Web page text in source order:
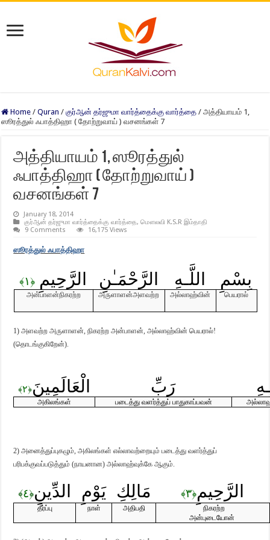
Home / Quran / குர்ஆன் தர்ஜுமா வார்த்தைக்கு வார்த்தை / அத்தியாயம் 1,
ஸூரத்துல் ஃபாத்திஹா ( தோற்றுவாய் ) வசனங்கள் 7
அத்தியாயம் 1, ஸூரத்துல்
ஃபாத்திஹா ( தோற்றுவாய் )
வசனங்கள் 7
January 18, 2014
குர்ஆன் தர்ஜுமா வார்த்தைக்கு வார்த்தை,மௌலவி K.S.R இம்தாதி
9 Comments
16,175 Views
ஸூரத்துல் ஃபாத்திஹா
بِسْمِ اللَّـهِ الرَّحْمَـٰنِ الرَّحِيمِ ﴿١﴾
பெயரால்
அல்லாஹ்வின்
அளவற்ற
அருளாளன்
நிகரற்ற
அன்பாளன்
1)அளவற்ற அருளாளன், நிகரற்ற அன்பாளன், அல்லாஹ்வின் பெயரால்!
(தொடங்குகிறேன்).
رَبِّ الْعَالَمِينَ﴿٢﴾
படைத்து வளர்த்துப் பாதுகாப்பவன்
அகிலங்கள்
2) அனைத்துப்புகழும், அகிலங்கள் எல்லாவற்றையும் படைத்து வளர்த்துப்
பரிபக்குவப்படுத்தும் (நாயனான) அல்லாஹ்வுக்கே ஆகும்.
الرَّحِيمِ﴿٣﴾ مَالِكِ يَوْمِ الدِّينِ﴿٤﴾
நிகரற்ற
அன்புடையோன்
அதிபதி
நாள்
தீர்ப்பு